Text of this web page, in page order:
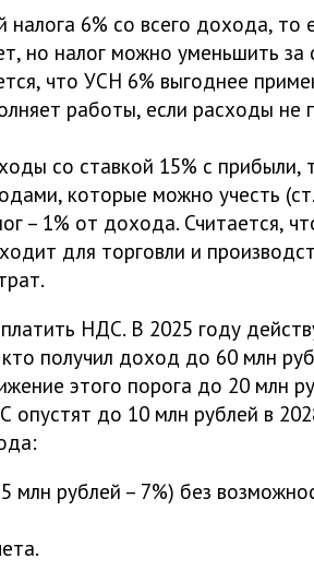
6% со всего дохода, то
но налог можно уменьшить за
что УСН 6% выгоднее
работы, если расходы
со ставкой 15% с прибыли,
которые можно учесть
– 1% от дохода. Считается,
для торговли и
НДС. В 2025 году
получил доход до 60 млн
этого порога до 20 млн
до 10 млн рублей в
млн рублей – 7%) без